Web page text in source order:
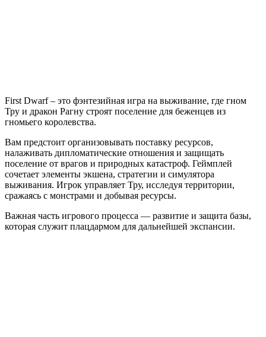
First Dwarf – это фэнтезийная игра на выживание, где гном
Тру и дракон Рагну строят поселение для беженцев из
гномьего королевства.
Вам предстоит организовывать поставку ресурсов,
налаживать дипломатические отношения и защищать
поселение от врагов и природных катастроф. Геймплей
сочетает элементы экшена, стратегии и симулятора
выживания. Игрок управляет Тру, исследуя территории,
сражаясь с монстрами и добывая ресурсы.
Важная часть игрового процесса — развитие и защита базы,
которая служит плацдармом для дальнейшей экспансии.